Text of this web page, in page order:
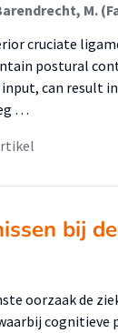
cruciate
postural
can result in
…
bij
oorzaak de